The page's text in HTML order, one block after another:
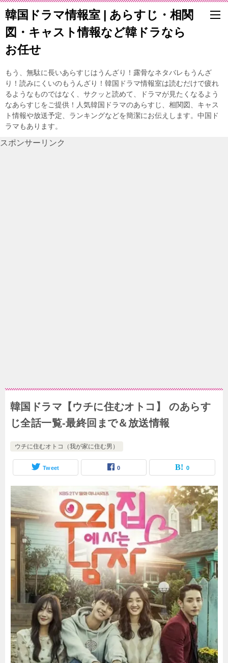
韓国ドラマ情報室 | あらすじ・相関
図・キャスト情報など韓ドラなら
お任せ
もう、無駄に長いあらすじはうんざり！露骨なネタバレもうんざ
り！読みにくいのもうんざり！韓国ドラマ情報室は読むだけで疲れ
るようなものではなく、サクッと読めて、ドラマが見たくなるよう
なあらすじをご提供！人気韓国ドラマのあらすじ、相関図、キャス
ト情報や放送予定、ランキングなどを簡潔にお伝えします。中国ド
ラマもあります。
スポンサーリンク
韓国ドラマ【ウチに住むオトコ】 のあらす
じ全話一覧-最終回まで＆放送情報
ウチに住むオトコ（我が家に住む男）
Tweet 0 0